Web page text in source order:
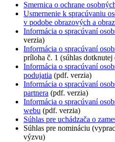
Smernica o ochrane
Usmernenie k spracúvaniu
v podobe obrazových a
Informácia o spracúvaní
verzia)
Informácia o spracúvaní
príloha č. 1 (súhlas
Informácia o spracúvaní
podujatia (pdf. verzia)
Informácia o spracúvaní
partnera (pdf. verzia)
Informácia o spracúvaní
webu (pdf. verzia)
Súhlas pre uchádzača o
Súhlas pre nomináciu
výzvu)